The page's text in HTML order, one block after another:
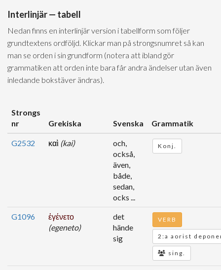
Interlinjär — tabell
Nedan finns en interlinjär version i tabellform som följer
grundtextens ordföljd. Klickar man på strongsnumret så kan
man se orden i sin grundform (notera att ibland gör
grammatiken att orden inte bara får andra ändelser utan även
inledande bokstäver ändras).
Strongs
nr
Grekiska Svenska Grammatik
G2532 καὶ (kai)
och,
också,
även,
både,
sedan,
ocks ...
Konj.
G1096
ἐγένετο
(egeneto)
det
hände
sig
VERB
2:a aorist
sing.